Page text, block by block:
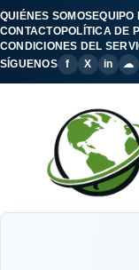
QUIÉNES SOMOSEQUIPO
CONTACTOPOLÍTICA DE
CONDICIONES DEL
SÍGUENOS
f X in ☁